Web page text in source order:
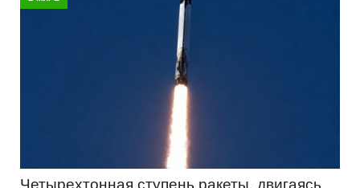
Четырехтонная ступень ракеты, двигаясь